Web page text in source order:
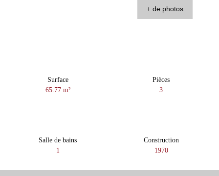
+ de photos
Surface
65.77 m²
Pièces
3
Salle de bains
1
Construction
1970